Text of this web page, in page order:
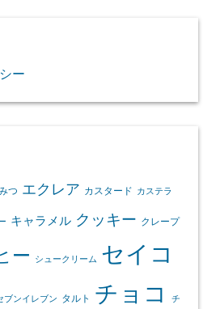
ー
つ エクレア カスタード カステラ
キャラメル クッキー クレープ
ー シュークリーム セイコ
ブンイレブン タルト チョコ チ